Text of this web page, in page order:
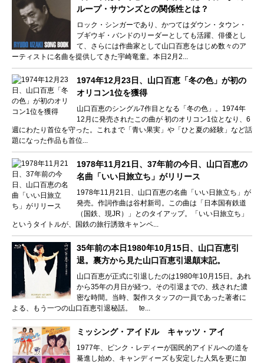
ループ・サウンズとの関係性とは？
ロック・シンガーであり、かつてはダウン・タウン・
ブギウギ・バンドのリーダーとしても活躍、俳優とし
て、さらには作曲家として山口百恵をはじめ数々のア
ーティストに名曲を提供してきた宇崎竜童。本日2月2...
1974年12月23日、山口百恵「冬の色」が初の
オリコン1位を獲得
山口百恵のシングル7作目となる「冬の色」。1974年
12月に発売されたこの曲が 初のオリコン1位となり、6
週にわたり首位を守った。これまで「青い果実」や「ひと夏の経験」など話
題になった作品も首位...
1978年11月21日、37年前の今日、山口百恵の
名曲「いい日旅立ち」がリリース
1978年11月21日、山口百恵の名曲「いい日旅立ち」が
発売。作詞作曲は谷村新司。この曲は「日本国有鉄道
（国鉄、現JR）」とのタイアップ。「いい日旅立ち」
というタイトルが、国鉄の旅行誘致キャンペ...
35年前の本日1980年10月15日、山口百恵引
退。裏方から見た山口百恵引退顛末記。
山口百恵が正式に引退したのは1980年10月15日。あれ
から35年の月日が経つ。その引退までの、残された濃
密な時間。当時、製作スタッフの一員であった著者に
よる、もう一つの山口百恵引退秘話。 te...
ミッシング・アイドル キャッツ・アイ
1977年、ピンク・レディーが国民的アイドルへの道を
驀進し始め、キャンディーズも安定した人気を更に加